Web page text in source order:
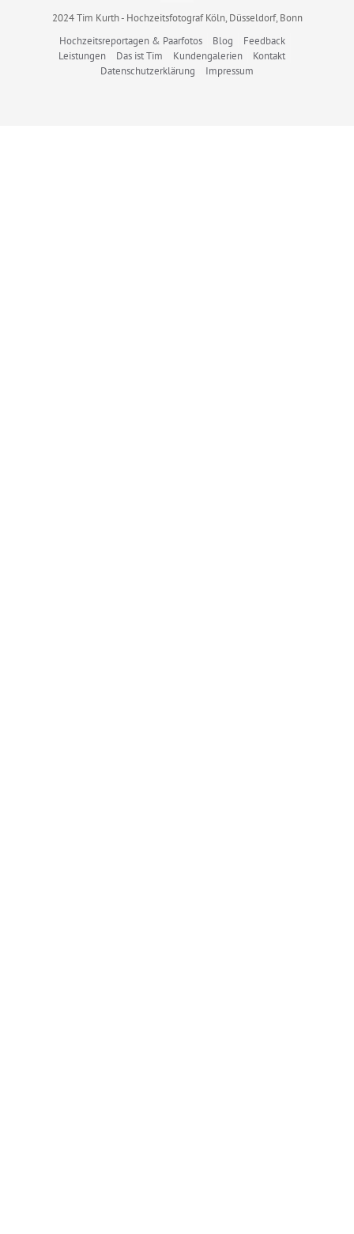
2024 Tim Kurth - Hochzeitsfotograf Köln, Düsseldorf, Bonn
Hochzeitsreportagen & Paarfotos
Blog
Feedback
Leistungen
Das ist Tim Kundengalerien
Kontakt
Datenschutzerklärung
Impressum